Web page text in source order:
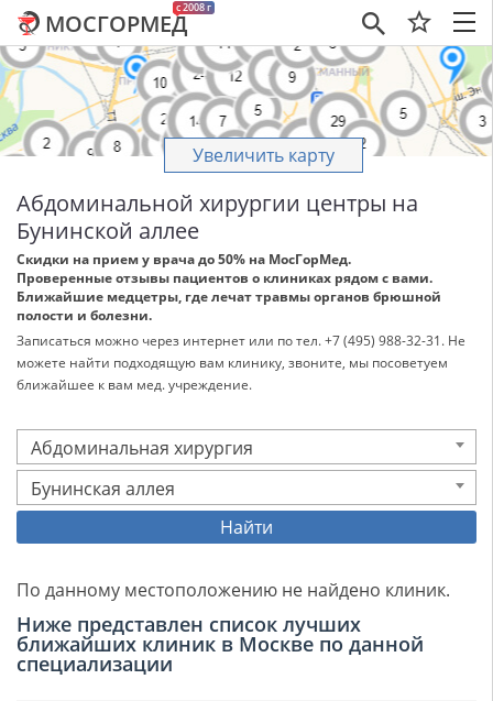
×
c 2008 г
МОСГОРМЕД
Увеличить карту
Абдоминальной хирургии центры на
Бунинской аллее
Скидки на прием у врача до 50% на МосГорМед.
Проверенные отзывы пациентов о клиниках рядом с вами.
Ближайшие медцетры, где лечат травмы органов брюшной
полости и болезни.
Записаться можно через интернет или по тел. +7 (495) 988-32-31. Не
можете найти подходящую вам клинику, звоните, мы посоветуем
ближайшее к вам мед. учреждение.
Абдоминальная хирургия
Бунинская аллея
Найти
По данному местоположению не найдено клиник.
Ниже представлен список лучших
ближайших клиник в Москве по данной
специализации